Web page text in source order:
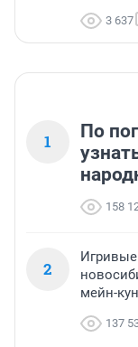
3 637
1
По
158
2
мейн-
137